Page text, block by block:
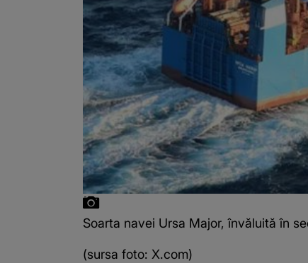
Soarta navei Ursa Major, învăluită în
(sursa foto: X.com)